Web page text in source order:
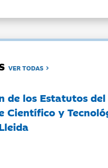
VER TODAS
de los Estatutos del
Científico y